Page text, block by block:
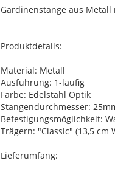
Gardinenstange aus
Produktdetails:
Material: Metall
Ausführung: 1-läufig
Farbe: Edelstahl Optik
Stangendurchmesser:
Befestigungsmöglichkeit:
Trägern: "Classic" (13,5 cm
Lieferumfang: